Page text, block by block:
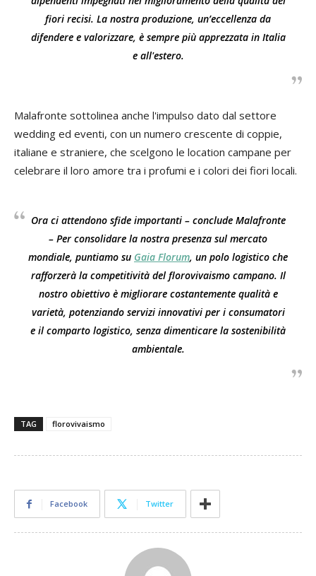
fiori recisi. La nostra produzione, un’eccellenza da
difendere e valorizzare, è sempre più apprezzata in Italia
e all'estero.
Malafronte sottolinea anche l'impulso dato dal settore
wedding ed eventi, con un numero crescente di coppie,
italiane e straniere, che scelgono le location campane per
celebrare il loro amore tra i profumi e i colori dei fiori locali.
Ora ci attendono sfide importanti – conclude Malafronte
– Per consolidare la nostra presenza sul mercato
mondiale, puntiamo su Gaia Florum, un polo logistico che
rafforzerà la competitività del florovivaismo campano. Il
nostro obiettivo è migliorare costantemente qualità e
varietà, potenziando servizi innovativi per i consumatori
e il comparto logistico, senza dimenticare la sostenibilità
ambientale.
TAG florovivaismo
Facebook Twitter